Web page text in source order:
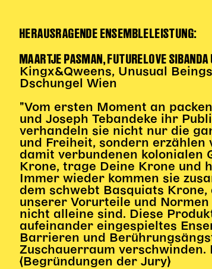
HERAUSRAGENDE ENSEMBLELEISTUNG:
MAARTJE PASMAN, FUTURELOVE
Kingx&Qweens, Unusual
Dschungel Wien
"Vom ersten Moment an
und Joseph Tebandeke ihr
verhandeln sie nicht nur die
und Freiheit, sondern
damit verbundenen kolonialen
Krone, trage Deine Krone und
Immer wieder kommen sie
dem schwebt Basquiats
unserer Vorurteile und
nicht alleine sind. Diese
aufeinander eingespieltes
Barrieren und
Zuschauerraum
(Begründungen der Jury)